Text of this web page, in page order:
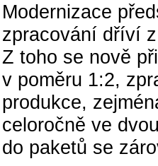
Modernizace
zpracování dříví
Z toho se nově
v poměru 1:2,
produkce,
celoročně ve
do paketů se